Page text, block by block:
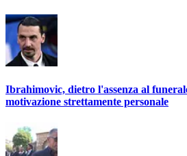
Ibrahimovic, dietro l'assenza al
motivazione strettamente personale